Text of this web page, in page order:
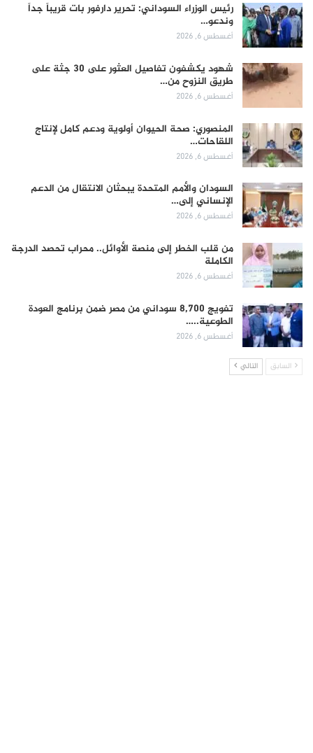
رئيس الوزراء السوداني: تحرير دارفور بات قريباً جداً
وندعو…
أغسطس 6, 2026
شهود يكشفون تفاصيل العثور على 30 جثة على
طريق النزوح من…
أغسطس 6, 2026
المنصوري: صحة الحيوان أولوية ودعم كامل لإنتاج
اللقاحات…
أغسطس 6, 2026
السودان والأمم المتحدة يبحثان الانتقال من الدعم
الإنساني إلى…
أغسطس 6, 2026
من قلب الخطر إلى منصة الأوائل.. محراب تحصد الدرجة
الكاملة
أغسطس 6, 2026
تفويج 8,700 سوداني من مصر ضمن برنامج العودة
الطوعية..…
أغسطس 6, 2026
السابق التالي